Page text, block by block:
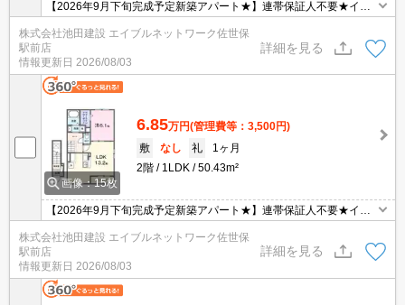
【2026年9月下旬完成予定新築アパート★】連帯保証人不要★イン
☆宅配ボックス★インナーバルコニー☆１階角部屋
株式会社池田建設 エイブルネットワーク佐世保
駅前店
情報更新日 2026/08/03
詳細を見る
画像：15枚
6.85万円(管理費等：3,500円)
敷
なし 礼
1ヶ月
2階
1LDK 50.43m²
【2026年9月下旬完成予定新築アパート★】連帯保証人不要★イン
ターネット無料☆ペット飼育可（小型犬or猫）☆システムキッチン
☆宅配ボックス★インナーバルコニー☆2階角部屋
株式会社池田建設 エイブルネットワーク佐世保
駅前店
情報更新日 2026/08/03
詳細を見る